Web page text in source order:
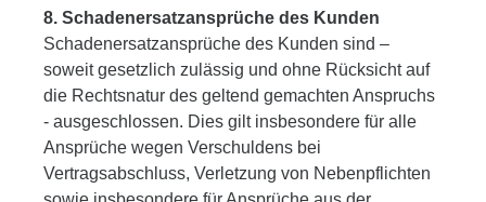
8. Schadenersatzansprüche des Kunden
Schadenersatzansprüche des Kunden sind –
soweit gesetzlich zulässig und ohne Rücksicht auf
die Rechtsnatur des geltend gemachten Anspruchs
- ausgeschlossen. Dies gilt insbesondere für alle
Ansprüche wegen Verschuldens bei
Vertragsabschluss, Verletzung von Nebenpflichten